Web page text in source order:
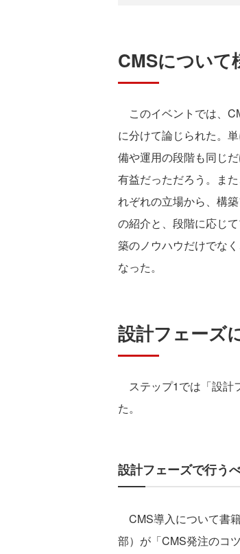
CMSについて
このイベントでは、
に分けて論じられた。
備や運用の段階も同じ
有益だっただろう。ま
れぞれの立場から、構
の紹介と、段階に応じ
築のノウハウだけでな
なった。
設計フェーズ
ステップ1では「設計
た。
設計フェーズで行う
CMS導入について書
部）が「CMS発注のコ